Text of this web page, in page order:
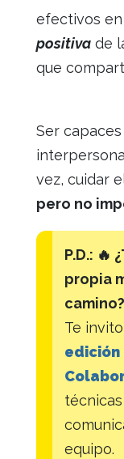
efectivos
positivade
que
Ser
vez, cuidar
pero no
P.D.: 🔥
propia
camino?
Te
edición
equipo.